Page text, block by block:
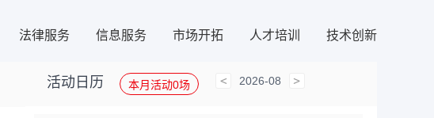
注册企业成功
注册
醴陵市贺家桥琥玛花炮厂成功对接了
烟花爆竹静电防范技术服务
法律服务 信息服务 市场开拓 人才培训 技术创新
活动日历 本月活动0场 2026-08